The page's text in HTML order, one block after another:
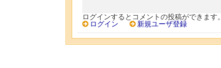
ログインするとコメントの投稿ができます。
ログイン
新規ユーザ登録